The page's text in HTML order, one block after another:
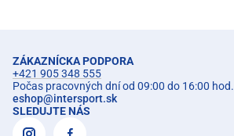
ZÁKAZNÍCKA PODPORA
+421 905 348 555
Počas pracovných dní od 09:00 do 16:00 hod.
eshop@intersport.sk
SLEDUJTE NÁS